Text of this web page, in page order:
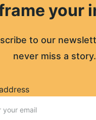
your
to our
never miss a story.